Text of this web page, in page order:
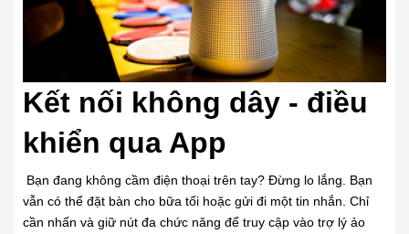
Kết nối không dây - điều
khiển qua App
Bạn đang không cầm điện thoại trên tay? Đừng lo lắng. Bạn
vẫn có thể đặt bàn cho bữa tối hoặc gửi đi một tin nhắn. Chỉ
cần nhấn và giữ nút đa chức năng để truy cập vào trợ lý ảo